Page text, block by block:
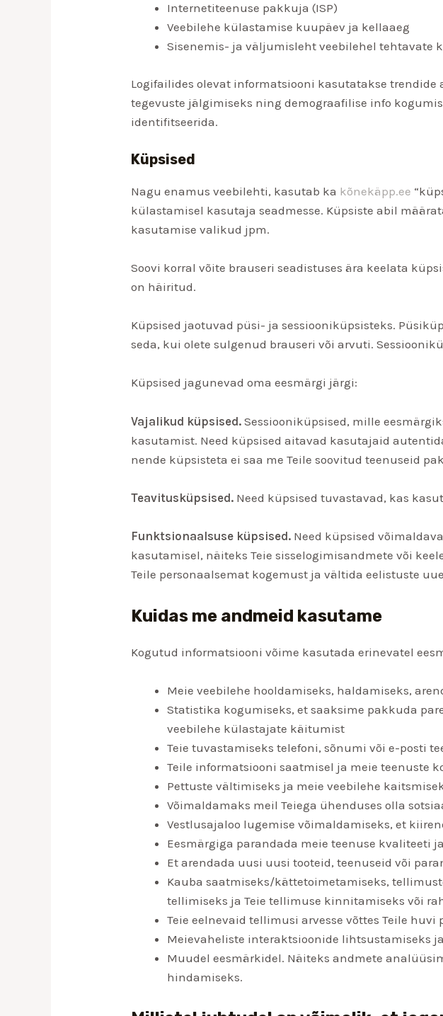
Internetiteenuse pakkuja (ISP)
Veebilehe külastamise kuupäev ja kellaaeg
Sisenemis- ja väljumisleht veebilehel tehtavate
Logifailides olevat informatsiooni kasutatakse
tegevuste jälgimiseks ning demograafilise info
identifitseerida.
Küpsised
Nagu enamus veebilehti, kasutab ka kõnekäpp.ee
külastamisel kasutaja seadmesse. Küpsiste abil
kasutamise valikud jpm.
Soovi korral võite brauseri seadistuses ära keelata
on häiritud.
Küpsised jaotuvad püsi- ja sessiooniküpsisteks.
seda, kui olete sulgenud brauseri või arvuti.
Küpsised jagunevad oma eesmärgi järgi:
Vajalikud küpsised. Sessiooniküpsised, mille
kasutamist. Need küpsised aitavad kasutajaid
nende küpsisteta ei saa me Teile soovitud teenuseid
Teavitusküpsised. Need küpsised tuvastavad, kas
Funktsionaalsuse küpsised. Need küpsised
kasutamisel, näiteks Teie sisselogimisandmete või
Teile personaalsemat kogemust ja vältida eelistuste
Kuidas me andmeid kasutame
Kogutud informatsiooni võime kasutada erinevatel
Meie veebilehe hooldamiseks, haldamiseks,
Statistika kogumiseks, et saaksime pakkuda
veebilehe külastajate käitumist
Teie tuvastamiseks telefoni, sõnumi või e-posti
Teile informatsiooni saatmisel ja meie teenuste
Pettuste vältimiseks ja meie veebilehe
Võimaldamaks meil Teiega ühenduses olla
Vestlusajaloo lugemise võimaldamiseks, et
Eesmärgiga parandada meie teenuse kvaliteeti
Et arendada uusi uusi tooteid, teenuseid või
Kauba saatmiseks/kättetoimetamiseks,
tellimiseks ja Teie tellimuse kinnitamiseks või
Teie eelnevaid tellimusi arvesse võttes Teile
Meievaheliste interaktsioonide lihtsustamiseks
Muudel eesmärkidel. Näiteks andmete
hindamiseks.